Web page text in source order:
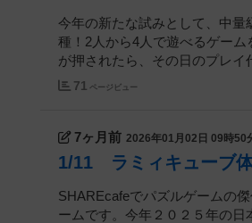
今年の新たな試みとして、中
種！2人から4人で遊べるゲー
が押されたら、その日のプレイ
71 ページビュー
7ヶ月前 2026年01月02日 09時50
1/11 ラミィキューブ
SHAREcafeでパズルゲームの
ームです。今年２０２５年の